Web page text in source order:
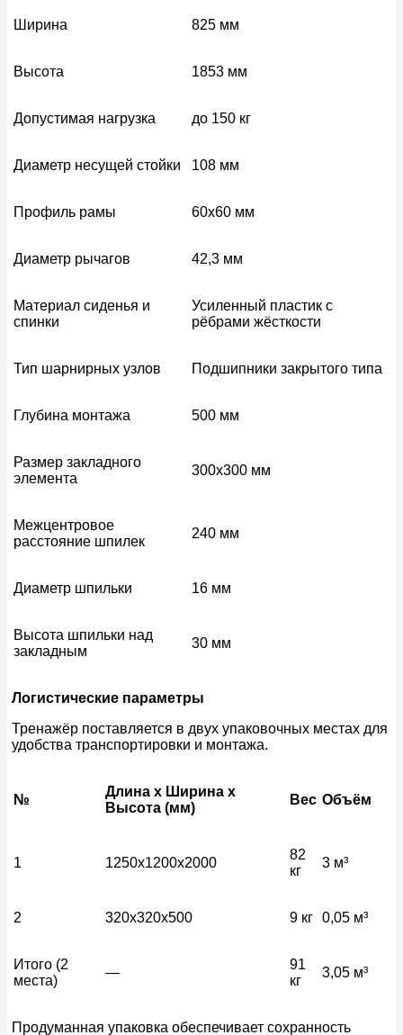
Ширина 825 мм
Высота 1853 мм
Допустимая нагрузка до 150 кг
Диаметр несущей стойки 108 мм
Профиль рамы 60х60 мм
Диаметр рычагов 42,3 мм
Материал сиденья и
спинки
Усиленный пластик с
рёбрами жёсткости
Тип шарнирных узлов Подшипники закрытого типа
Глубина монтажа 500 мм
Размер закладного
элемента
300х300 мм
Межцентровое
расстояние шпилек
240 мм
Диаметр шпильки 16 мм
Высота шпильки над
закладным
30 мм
Логистические параметры
Тренажёр поставляется в двух упаковочных местах для
удобства транспортировки и монтажа.
№
Длина x Ширина x
Высота (мм)
Вес Объём
1 1250x1200x2000
82
кг
3 м³
2 320x320x500 9 кг 0,05 м³
Итого (2
места)
—
91
кг
3,05 м³
Продуманная упаковка обеспечивает сохранность